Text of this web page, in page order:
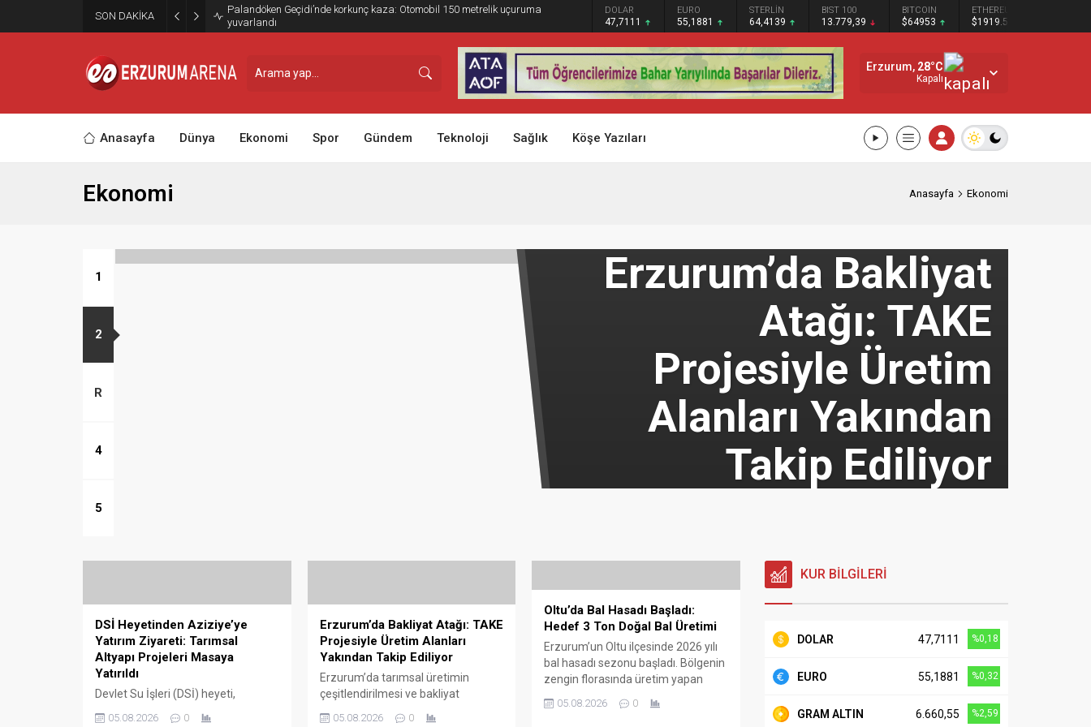
SON DAKİKA
Palandöken Geçidi’nde korkunç kaza: Otomobil 150 metrelik uçuruma
yuvarlandı
GRAM ALTIN DOLAR
47,7111
EURO
55,1881
STERLİN
64,4139
BIST 100
13.779,39
BITCOIN
$64953
ETHEREUM
$1919.52
Erzurum, 28°C
Kapalı
Anasayfa Dünya Ekonomi Spor Gündem Teknoloji Sağlık Köşe Yazıları
Ekonomi Anasayfa Ekonomi
Erzurum’da Bakliyat
Atağı: TAKE
Projesiyle Üretim
Alanları Yakından
Takip Ediliyor
1
2
R
4
5
DSİ Heyetinden Aziziye’ye
Yatırım Ziyareti: Tarımsal
Altyapı Projeleri Masaya
Yatırıldı
Devlet Su İşleri (DSİ) heyeti,
05.08.2026 0
Erzurum’da Bakliyat Atağı: TAKE
Projesiyle Üretim Alanları
Yakından Takip Ediliyor
Erzurum’da tarımsal üretimin
çeşitlendirilmesi ve bakliyat
05.08.2026 0
Oltu’da Bal Hasadı Başladı:
Hedef 3 Ton Doğal Bal Üretimi
Erzurum’un Oltu ilçesinde 2026 yılı
bal hasadı sezonu başladı. Bölgenin
zengin florasında üretim yapan
gerçekleştirirken, sezonun verimli
05.08.2026 0
KUR BİLGİLERİ
DOLAR 47,7111 %0,18
EURO 55,1881 %0,32
GRAM ALTIN 6.660,55 %2,59